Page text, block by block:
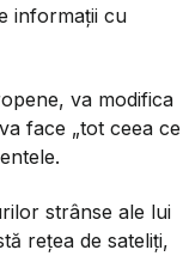
informații cu
va modifica
face „tot ceea ce
strânse ale lui
rețea de sateliți,